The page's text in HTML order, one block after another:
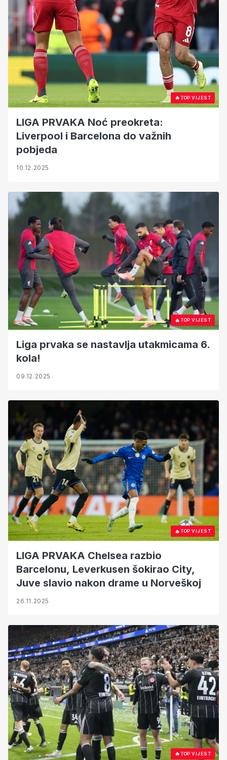
🔥TOP VIJEST
LIGA PRVAKA Noć preokreta:
Liverpool i Barcelona do važnih
pobjeda
10.12.2025
🔥TOP VIJEST
Liga prvaka se nastavlja utakmicama 6.
kola!
09.12.2025
🔥TOP VIJEST
LIGA PRVAKA Chelsea razbio
Barcelonu, Leverkusen šokirao City,
Juve slavio nakon drame u Norveškoj
26.11.2025
🔥TOP VIJEST